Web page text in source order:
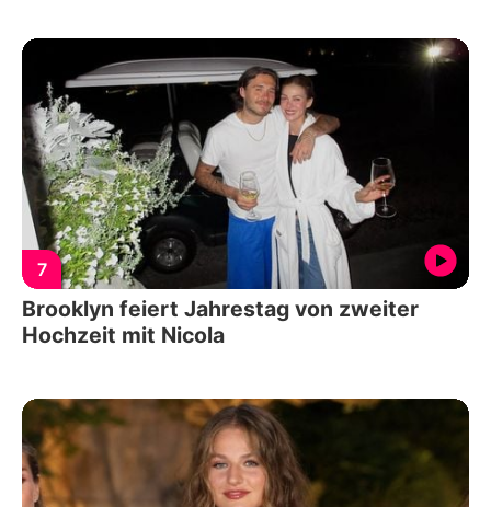
7
Brooklyn feiert Jahrestag von zweiter
Hochzeit mit Nicola